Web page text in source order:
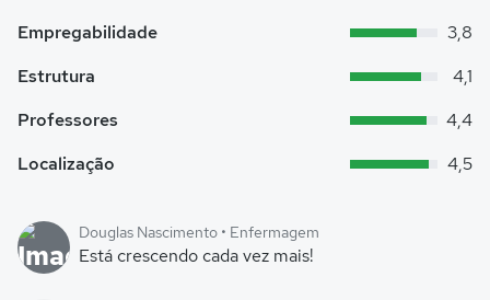
Empregabilidade
3,8
Estrutura
4,1
Professores
4,4
Localização
4,5
Douglas Nascimento • Enfermagem
Está crescendo cada vez mais!